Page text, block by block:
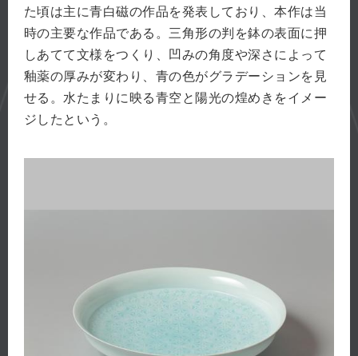
た頃は主に青白磁の作品を発表しており、本作は当
時の主要な作品である。三角形の判を鉢の表面に押
しあてて文様をつくり、凹みの角度や深さによって
釉薬の厚みが変わり、青の色がグラデーションを見
せる。水たまりに映る青空と陽光の煌めきをイメー
ジしたという。